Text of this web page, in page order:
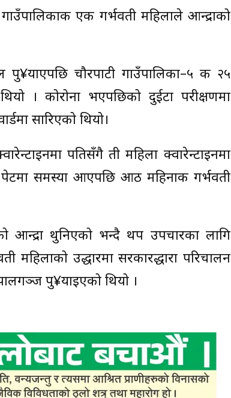
एक गर्भवती महिलाले आन्द्राको
चौरपाटी गाउँपालिका–५ की २५
। कोरोना भएपछिको दुईटा परीक्षणमा
सारिएको थियो।
पतिसँगै ती महिला क्वारेन्टाइनमा
समस्या आएपछि आठ महिनाकी गर्भवती
आन्द्रा थुनिएको भन्दै थप उपचारका लागि
महिलाको उद्धारमा सरकारद्धारा परिचालन
पु¥याइएको थियो ।